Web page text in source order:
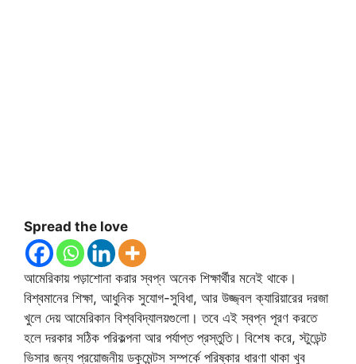
Spread the love
আমেরিকায় পড়াশোনা করার স্বপ্ন অনেক শিক্ষার্থীর মনেই থাকে।
বিশ্বমানের শিক্ষা, আধুনিক সুযোগ-সুবিধা, আর উজ্জ্বল ক্যারিয়ারের দরজা
খুলে দেয় আমেরিকান বিশ্ববিদ্যালয়গুলো। তবে এই স্বপ্ন পূরণ করতে
হলে দরকার সঠিক পরিকল্পনা আর পর্যাপ্ত প্রস্তুতি। বিশেষ করে, স্টুডেন্ট
ভিসার জন্য প্রয়োজনীয় ডকুমেন্টস সম্পর্কে পরিষ্কার ধারণা থাকা খুব